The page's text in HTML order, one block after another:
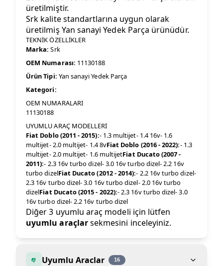
üretilmiştir.
Srk kalite standartlarına uygun olarak
üretilmiş Yan sanayi Yedek Parça ürünüdür.
TEKNİK ÖZELLİKLER
Marka: Srk
OEM Numarası: 11130188
Ürün Tipi: Yan sanayi Yedek Parça
Kategori:
OEM NUMARALARI
11130188
UYUMLU ARAÇ MODELLERİ
Fiat Doblo (2011 - 2015):- 1.3 multijet- 1.4 16v- 1.6
multijet- 2.0 multijet- 1.4 8vFiat Doblo (2016 - 2022):- 1.3
multijet- 2.0 multijet- 1.6 multijetFiat Ducato (2007 -
2011):- 2.3 16v turbo dizel- 3.0 16v turbo dizel- 2.2 16v
turbo dizelFiat Ducato (2012 - 2014):- 2.2 16v turbo dizel-
2.3 16v turbo dizel- 3.0 16v turbo dizel- 2.0 16v turbo
dizelFiat Ducato (2015 - 2022):- 2.3 16v turbo dizel- 3.0
16v turbo dizel- 2.2 16v turbo dizel
Diğer 3 uyumlu araç modeli için lütfen
uyumlu araçlarsekmesini inceleyiniz.
Uyumlu Araclar 16